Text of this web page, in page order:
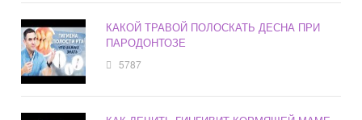
КАКОЙ ТРАВОЙ ПОЛОСКАТЬ ДЕСНА ПРИ
ПАРОДОНТОЗЕ
5787